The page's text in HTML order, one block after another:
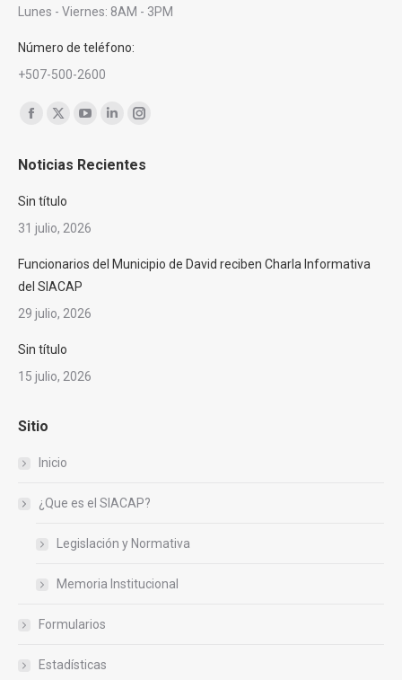
Lunes - Viernes: 8AM - 3PM
Número de teléfono:
+507-500-2600
Encuéntranos en:
opens
in
opens
in
YouTube
opens
Linkedin
opens
Instagram
opens
Noticias Recientes
Sin título
31 julio, 2026
Funcionarios del Municipio de David reciben Charla Informativa
del SIACAP
29 julio, 2026
Sin título
15 julio, 2026
Sitio
Inicio
¿Que es el SIACAP?
Legislación y Normativa
Memoria Institucional
Formularios
Estadísticas